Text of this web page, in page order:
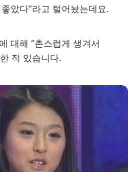
았다”라고 털어놨는데요.
대해 “촌스럽게 생겨서
적 있습니다.